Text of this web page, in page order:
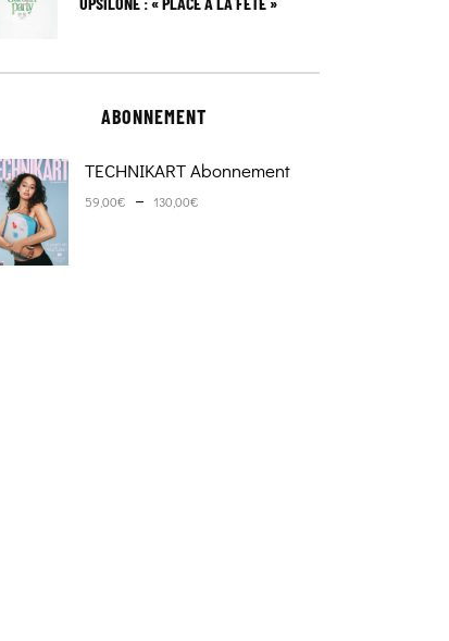
ABONNEMENT
TECHNIKART Abonnement
59,00€ – 130,00€